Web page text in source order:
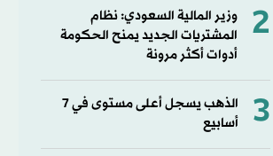
2
وزير المالية السعودي: نظام
المشتريات الجديد يمنح الحكومة
أدوات أكثر مرونة
3
الذهب يسجل أعلى مستوى في 7
أسابيع